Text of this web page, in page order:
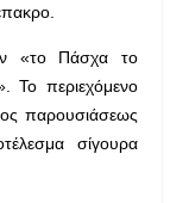
«το Πάσχα το
Το περιεχόμενο
παρουσιάσεως
σίγουρα